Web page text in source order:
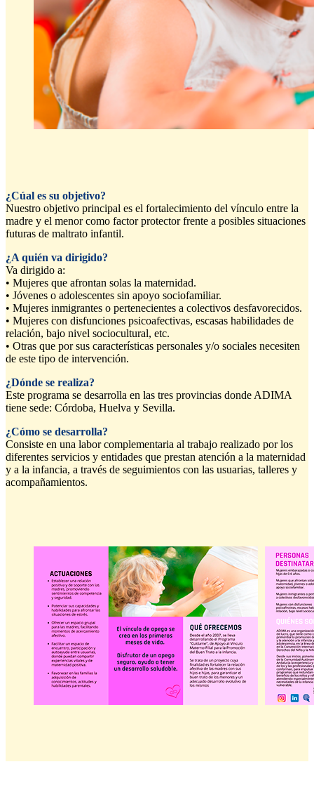
¿Cúal es su objetivo?
Nuestro objetivo principal es el fortalecimiento del vínculo entre la
madre y el menor como factor protector frente a posibles situaciones
futuras de maltrato infantil.
¿A quién va dirigido?
Va dirigido a:
• Mujeres que afrontan solas la maternidad.
• Jóvenes o adolescentes sin apoyo sociofamiliar.
• Mujeres inmigrantes o pertenecientes a colectivos desfavorecidos.
• Mujeres con disfunciones psicoafectivas, escasas habilidades de
relación, bajo nivel sociocultural, etc.
• Otras que por sus características personales y/o sociales necesiten
de este tipo de intervención.
¿Dónde se realiza?
Este programa se desarrolla en las tres provincias donde ADIMA
tiene sede: Córdoba, Huelva y Sevilla.
¿Cómo se desarrolla?
Consiste en una labor complementaria al trabajo realizado por los
diferentes servicios y entidades que prestan atención a la maternidad
y a la infancia, a través de seguimientos con las usuarias, talleres y
acompañamientos.